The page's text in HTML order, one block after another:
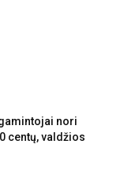
nori
centų, valdžios